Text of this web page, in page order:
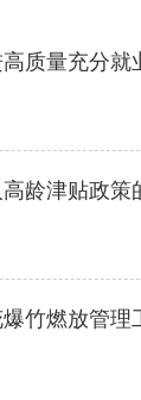
展行动方案
件制定主体清
难应急预案的